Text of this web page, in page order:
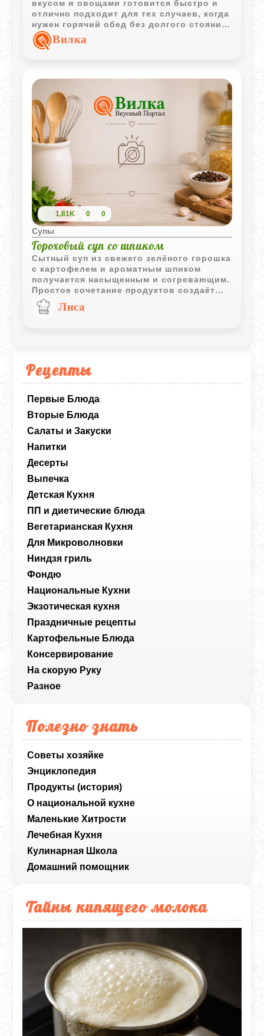
Рецепты
Первые Блюда
Вторые Блюда
Салаты и Закуски
Напитки
Десерты
Выпечка
Детская Кухня
ПП и диетические блюда
Вегетарианская Кухня
Для Микроволновки
Ниндзя гриль
Фондю
Национальные Кухни
Экзотическая кухня
Праздничные рецепты
Картофельные Блюда
Консервирование
На скорую Руку
Разное
Полезно знать
Советы хозяйке
Энциклопедия
Продукты (история)
О национальной кухне
Маленькие Хитрости
Лечебная Кухня
Кулинарная Школа
Домашний помощник
Тайны кипящего молока
вкусом и овощами готовится быстро и
отлично подходит для тех случаев, когда
нужен горячий обед без долгого стояния
у плиты.Вилка
1,81K 0 0
Супы
Гороховый суп со шпиком
Сытный суп из свежего зелёного горошка
с картофелем и ароматным шпиком
получается насыщенным и согревающим.
Простое сочетание продуктов создаёт
выразительный вкус без сложных
кулинарных приёмов.
Лиса